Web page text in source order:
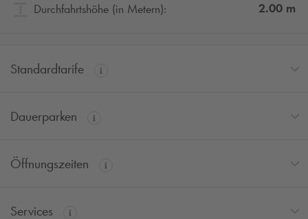
Durchfahrtshöhe (in Metern):
2.00 m
Standardtarife
Dauerparken
Öffnungszeiten
Services